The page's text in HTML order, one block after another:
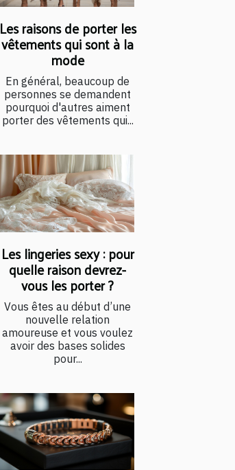
Les raisons de porter les
vêtements qui sont à la
mode
En général, beaucoup de
personnes se demandent
pourquoi d'autres aiment
porter des vêtements qui...
Les lingeries sexy : pour
quelle raison devrez-
vous les porter ?
Vous êtes au début d’une
nouvelle relation
amoureuse et vous voulez
avoir des bases solides
pour...